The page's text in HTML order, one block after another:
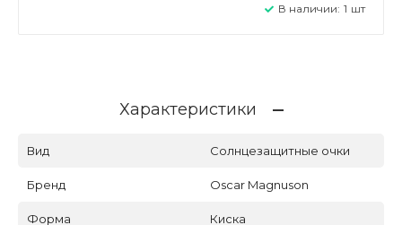
В наличии: 1 шт
Характеристики
Вид Солнцезащитные очки
Бренд Oscar Magnuson
Форма Киска